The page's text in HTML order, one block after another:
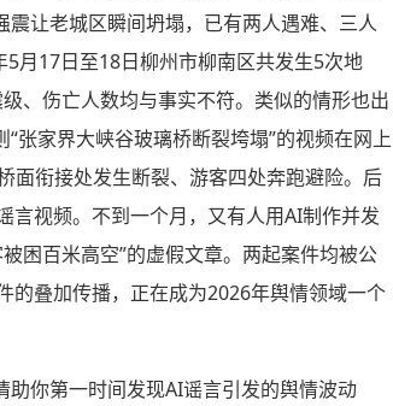
震让老城区瞬间坍塌，已有两人遇难、三人
月17日至18日柳州市柳南区共发生5次地
、伤亡人数均与事实不符。类似的情形也出
张家界大峡谷玻璃桥断裂垮塌”的视频在网上
面衔接处发生断裂、游客四处奔跑避险。后
言视频。不到一个月，又有人用AI制作并发
困百米高空”的虚假文章。两起案件均被公
的叠加传播，正在成为2026年舆情领域一个
你第一时间发现AI谣言引发的舆情波动